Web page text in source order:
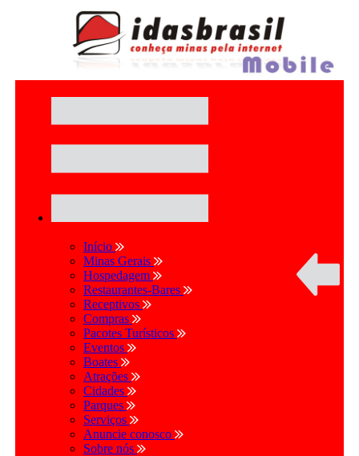
Início
Minas Gerais
Hospedagem
Restaurantes-Bares
Receptivos
Compras
Pacotes Turísticos
Eventos
Boates
Atrações
Cidades
Parques
Serviços
Anuncie conosco
Sobre nós